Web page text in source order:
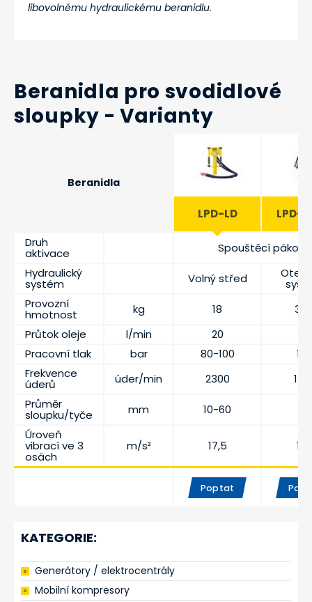
KATEGORIE:
Generátory / elektrocentrály
Mobilní kompresory
libovolnému hydraulickému beranidlu.
Beranidla pro svodidlové
sloupky - Varianty
Beranidla
LPD-LD
LPD-T
Druh
aktivace
Spouštěcí pákou
Hydraulický
systém Volný střed
Provozní
hmotnost kg 18
Průtok oleje
l/min
20
Pracovní tlak
bar 80-100
Frekvence
úderů úder/min 2300
Průměr
sloupku/tyče mm
10-60
Úroveň
vibrací ve 3
osách
m/s² 17,5
Poptat